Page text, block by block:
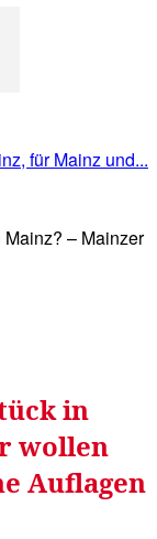
– Mainzer
in
wollen
Auflagen